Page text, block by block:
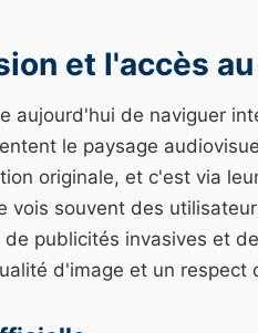
et l'accès
aujourd'hui de naviguer
le paysage
originale, et c'est via
vois souvent des
publicités invasives et
d'image et un